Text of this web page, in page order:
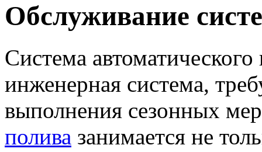
Обслуживание
Система
инженерная система,
выполнения сезонных
полива занимается не